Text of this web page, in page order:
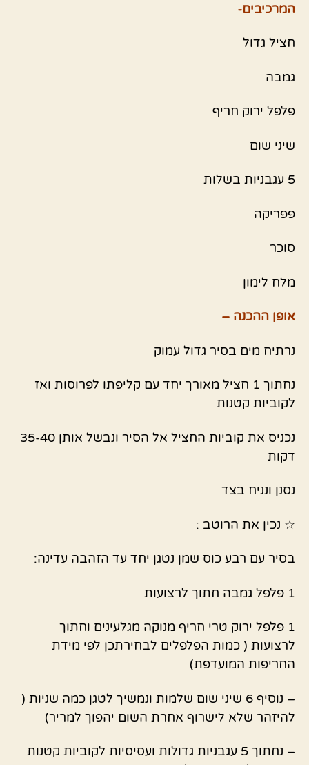
המרכיבים-
חציל גדול
גמבה
פלפל ירוק חריף
שיני שום
5 עגבניות בשלות
פפריקה
סוכר
מלח לימון
אופן ההכנה –
נרתיח מים בסיר גדול עמוק
נחתוך 1 חציל מאורך יחד עם קליפתו לפרוסות ואז
לקוביות קטנות
נכניס את קוביות החציל אל הסיר ונבשל אותן 35-40
דקות
נסנן ונניח בצד
☆ נכין את הרוטב :
בסיר עם רבע כוס שמן נטגן יחד עד הזהבה עדינה:
1 פלפל גמבה חתוך לרצועות
1 פלפל ירוק טרי חריף מנוקה מגלעינים וחתוך
לרצועות ( כמות הפלפלים לבחירתכן לפי מידת
החריפות המועדפת)
– נוסיף 6 שיני שום שלמות ונמשיך לטגן כמה שניות (
להיזהר שלא לישרוף אחרת השום יהפוך למריר)
– נחתוך 5 עגבניות גדולות ועסיסיות לקוביות קטנות